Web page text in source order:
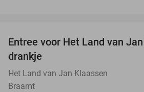
Entree voor Het Land van
drankje
Het Land van Jan Klaassen
Braamt